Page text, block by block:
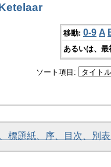
移動: 0-9 A
あるいは、最
ソート項目:
標題紙、序、目次、別